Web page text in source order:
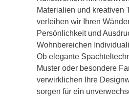
Materialien und kreativen
verleihen wir Ihren
Persönlichkeit und
Wohnbereichen
Ob elegante
Muster oder besondere
verwirklichen Ihre
sorgen für ein